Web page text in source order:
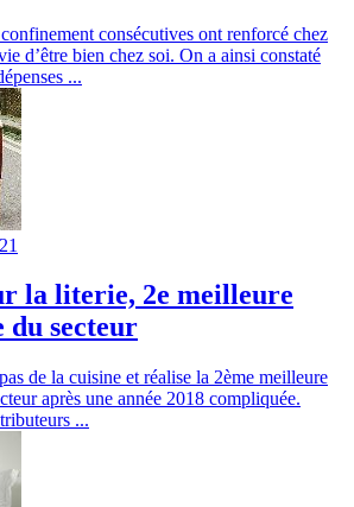
consécutives ont renforcé chez
d’être bien chez soi. On a ainsi constaté
...
la literie, 2e meilleure
du secteur
de la cuisine et réalise la 2ème meilleure
après une année 2018 compliquée.
...